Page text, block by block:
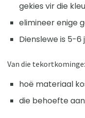
gekies vir die
elimineer enige
Dienslewe is 5-6
Van die tekortkominge:
hoë materiaal
die behoefte